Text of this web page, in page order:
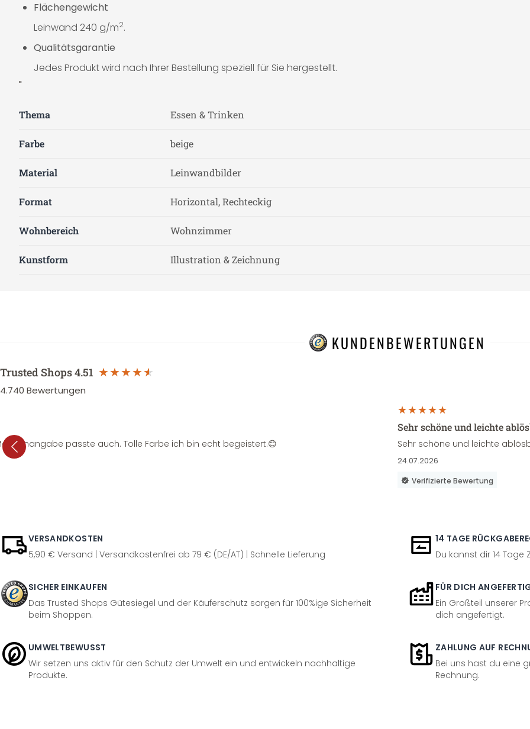
Flächengewicht
Leinwand 240 g/m2.
Qualitätsgarantie
Jedes Produkt wird nach Ihrer Bestellung speziell für Sie hergestellt.
"
Thema Essen & Trinken
Farbe beige
Material Leinwandbilder
Format Horizontal, Rechteckig
Wohnbereich Wohnzimmer
Kunstform Illustration & Zeichnung
KUNDENBEWERTUNGEN
Trusted Shops4.51
4.740 Bewertungen
passte auch. Tolle Farbe ich bin echt begeistert.😊
Sehr schöne und leichte
Sehr schöne und leichte
24.07.2026
Verifizierte Bewertung
VERSANDKOSTEN
5,90 € Versand | Versandkostenfrei ab 79 € (DE/AT) | Schnelle Lieferung
14 TAGE
Du kannst dir 14
SICHER EINKAUFEN
Das Trusted Shops Gütesiegel und der Käuferschutz sorgen für 100%ige Sicherheit
beim Shoppen.
FÜR DICH
Ein Großteil unserer
dich angefertigt.
UMWELTBEWUSST
Wir setzen uns aktiv für den Schutz der Umwelt ein und entwickeln nachhaltige
Produkte.
ZAHLUNG AUF
Bei uns hast du eine
Rechnung.